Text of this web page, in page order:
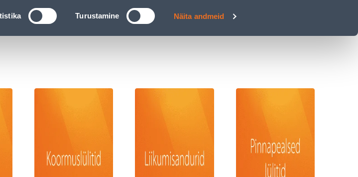
Turustamine Näita andmeid